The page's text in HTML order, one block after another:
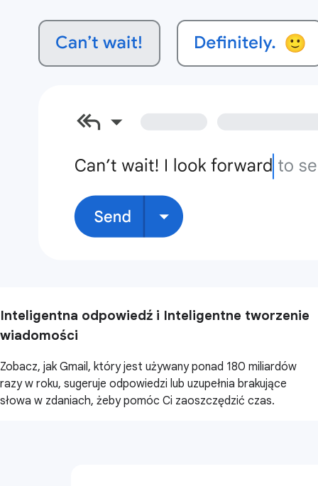
Inteligentna odpowiedź i Inteligentne tworzenie
wiadomości
Zobacz, jak Gmail, który jest używany ponad 180 miliardów
razy w roku, sugeruje odpowiedzi lub uzupełnia brakujące
słowa w zdaniach, żeby pomóc Ci zaoszczędzić czas.